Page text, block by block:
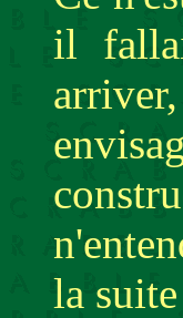
il
la